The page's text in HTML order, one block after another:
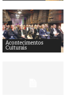
Acontecimentos
Culturais